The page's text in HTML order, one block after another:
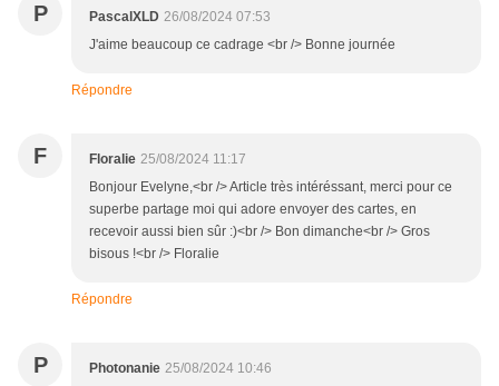
P PascalXLD 26/08/2024 07:53
J'aime beaucoup ce cadrage <br /> Bonne journée
Répondre
F Floralie 25/08/2024 11:17
Bonjour Evelyne,<br /> Article très intéréssant, merci pour ce
superbe partage moi qui adore envoyer des cartes, en
recevoir aussi bien sûr :)<br /> Bon dimanche<br /> Gros
bisous !<br /> Floralie
Répondre
P Photonanie 25/08/2024 10:46